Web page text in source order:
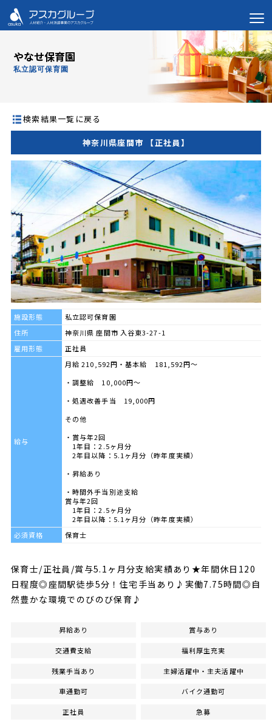
やなせ保育園
私立認可保育園
検索結果一覧に戻る
神奈川県座間市 【正社員】
施設形態
私立認可保育園
住所
神奈川県 座間市 入谷東3-27-1
雇用形態
正社員
給与
月給 210,592円・基本給 181,592円～
・調整給 10,000円～
・処遇改善手当 19,000円
その他
・賞与年2回
1年目：2.5ヶ月分
2年目以降：5.1ヶ月分（昨年度実績）
・昇給あり
・時間外手当別途支給
賞与年2回
1年目：2.5ヶ月分
2年目以降：5.1ヶ月分（昨年度実績）
必須資格
保育士
保育士/正社員/賞与5.1ヶ月分支給実績あり★年間休日120
日程度◎座間駅徒歩5分！住宅手当あり♪実働7.75時間◎自
然豊かな環境でのびのび保育♪
昇給あり 賞与あり
交通費支給 福利厚生充実
残業手当あり 主婦活躍中・主夫活躍中
車通勤可 バイク通勤可
正社員 急募